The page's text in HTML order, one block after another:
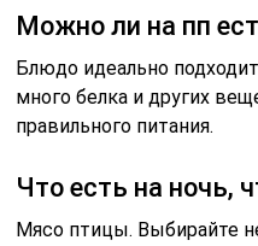
Можно ли на пп
Блюдо идеально
много белка и других
правильного питания.
Что есть на ночь,
Мясо птицы. Выбирайте